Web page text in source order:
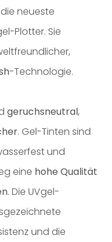
neueste
Plotter. Sie
-Technologie.
geruchsneutral,
. Gel-Tinten sind
und
eine hohe Qualität
. Die UVgel-
und die